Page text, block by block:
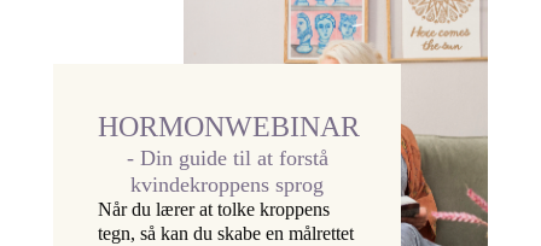
HORMONWEBINAR
- Din guide til at forstå
kvindekroppens sprog
Når du lærer at tolke kroppens
tegn, så kan du skabe en målrettet